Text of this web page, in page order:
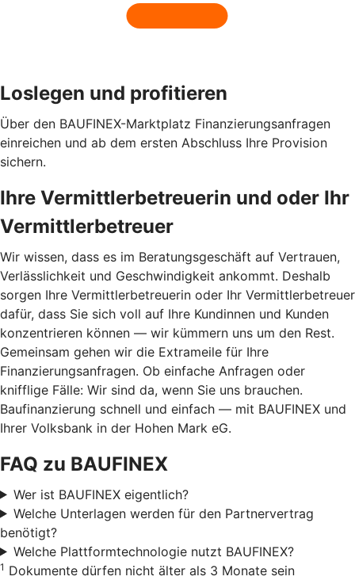
Loslegen und profitieren
Über den BAUFINEX-Marktplatz Finanzierungsanfragen
einreichen und ab dem ersten Abschluss Ihre Provision
sichern.
Ihre Vermittlerbetreuerin und oder Ihr
Vermittlerbetreuer
Wir wissen, dass es im Beratungsgeschäft auf Vertrauen,
Verlässlichkeit und Geschwindigkeit ankommt. Deshalb
sorgen Ihre Vermittlerbetreuerin oder Ihr Vermittlerbetreuer
dafür, dass Sie sich voll auf Ihre Kundinnen und Kunden
konzentrieren können — wir kümmern uns um den Rest.
Gemeinsam gehen wir die Extrameile für Ihre
Finanzierungsanfragen. Ob einfache Anfragen oder
knifflige Fälle: Wir sind da, wenn Sie uns brauchen.
Baufinanzierung schnell und einfach — mit BAUFINEX und
Ihrer Volksbank in der Hohen Mark eG.
FAQ zu BAUFINEX
Wer ist BAUFINEX eigentlich?
Welche Unterlagen werden für den Partnervertrag
benötigt?
Welche Plattformtechnologie nutzt BAUFINEX?
1 Dokumente dürfen nicht älter als 3 Monate sein